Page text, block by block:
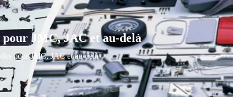
JMC, JAC et au-delà
pour JMC, JAC et au-delà